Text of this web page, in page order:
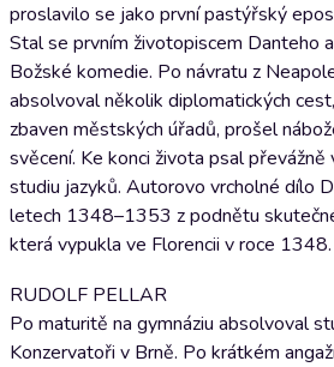
proslavilo se jako první pastýřský
Stal se prvním životopiscem Danteho
Božské komedie. Po návratu z
absolvoval několik diplomatických
zbaven městských úřadů, prošel
svěcení. Ke konci života psal
studiu jazyků. Autorovo vrcholné dílo
letech 1348–1353 z podnětu
která vypukla ve Florencii v roce 1348.
RUDOLF PELLAR
Po maturitě na gymnáziu absolvoval
Konzervatoři v Brně. Po krátkém